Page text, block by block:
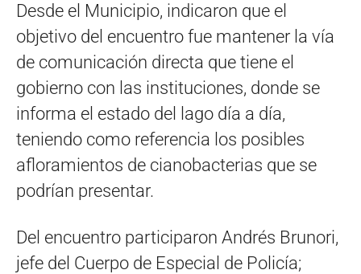
Desde el Municipio, indicaron que el
objetivo del encuentro fue mantener la vía
de comunicación directa que tiene el
gobierno con las instituciones, donde se
informa el estado del lago día a día,
teniendo como referencia los posibles
afloramientos de cianobacterias que se
podrían presentar.
Del encuentro participaron Andrés Brunori,
jefe del Cuerpo de Especial de Policía;